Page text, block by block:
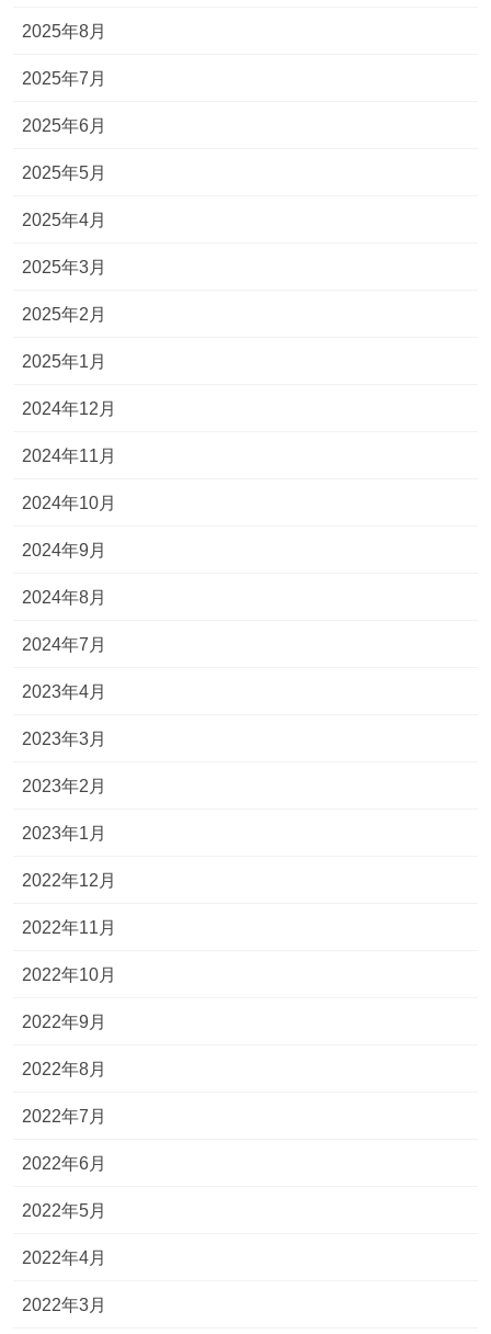
2025年8月
2025年7月
2025年6月
2025年5月
2025年4月
2025年3月
2025年2月
2025年1月
2024年12月
2024年11月
2024年10月
2024年9月
2024年8月
2024年7月
2023年4月
2023年3月
2023年2月
2023年1月
2022年12月
2022年11月
2022年10月
2022年9月
2022年8月
2022年7月
2022年6月
2022年5月
2022年4月
2022年3月